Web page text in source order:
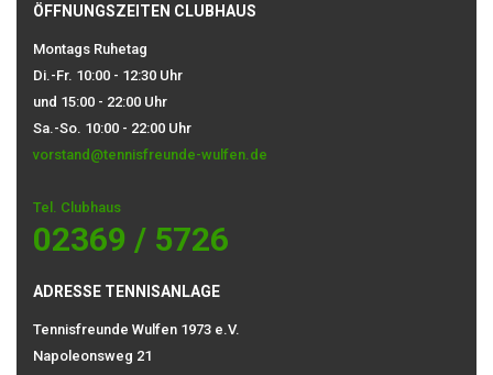
ÖFFNUNGSZEITEN CLUBHAUS
Montags Ruhetag
Di.-Fr. 10:00 - 12:30 Uhr
und 15:00 - 22:00 Uhr
Sa.-So. 10:00 - 22:00 Uhr
vorstand@tennisfreunde-wulfen.de
Tel. Clubhaus
02369 / 5726
ADRESSE TENNISANLAGE
Tennisfreunde Wulfen 1973 e.V.
Napoleonsweg 21